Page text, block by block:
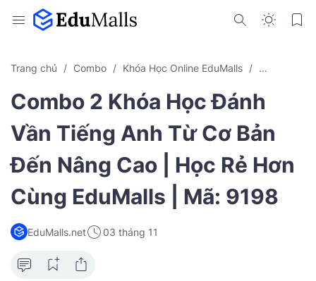
Trang chủ Combo Khóa Học Online EduMalls Luyện Thi
Combo 2 Khóa Học Đánh
Vần Tiếng Anh Từ Cơ Bản
Đến Nâng Cao | Học Rẻ Hơn
Cùng EduMalls | Mã: 9198
EduMalls.net 03 tháng 11